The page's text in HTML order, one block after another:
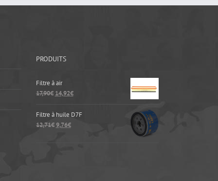
PRODUITS
Filtre à air
17,90€ 14,92€
Filtre à huile D7F
12,71€ 9,76€